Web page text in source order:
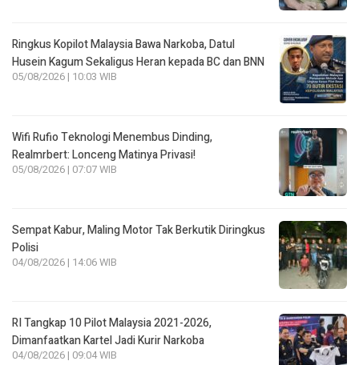
Ringkus Kopilot Malaysia Bawa Narkoba, Datul
Husein Kagum Sekaligus Heran kepada BC dan BNN
05/08/2026 | 10:03 WIB
Wifi Rufio Teknologi Menembus Dinding,
Realmrbert: Lonceng Matinya Privasi!
05/08/2026 | 07:07 WIB
Sempat Kabur, Maling Motor Tak Berkutik Diringkus
Polisi
04/08/2026 | 14:06 WIB
RI Tangkap 10 Pilot Malaysia 2021-2026,
Dimanfaatkan Kartel Jadi Kurir Narkoba
04/08/2026 | 09:04 WIB